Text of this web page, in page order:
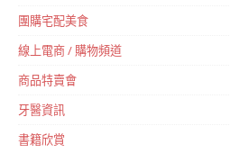
團購宅配美食
線上電商 / 購物頻道
商品特賣會
牙醫資訊
書籍欣賞